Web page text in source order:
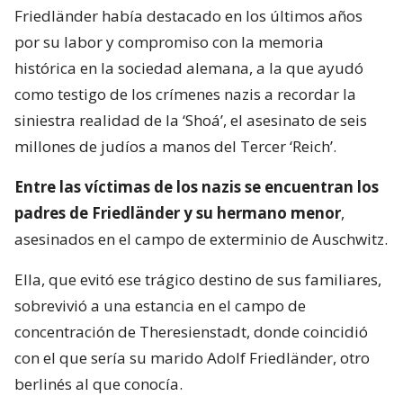
Friedländer había destacado en los últimos años
por su labor y compromiso con la memoria
histórica en la sociedad alemana, a la que ayudó
como testigo de los crímenes nazis a recordar la
siniestra realidad de la ‘Shoá’, el asesinato de seis
millones de judíos a manos del Tercer ‘Reich’.
Entre las víctimas de los nazis se encuentran los
padres de Friedländer y su hermano menor,
asesinados en el campo de exterminio de Auschwitz.
Ella, que evitó ese trágico destino de sus familiares,
sobrevivió a una estancia en el campo de
concentración de Theresienstadt, donde coincidió
con el que sería su marido Adolf Friedländer, otro
berlinés al que conocía.